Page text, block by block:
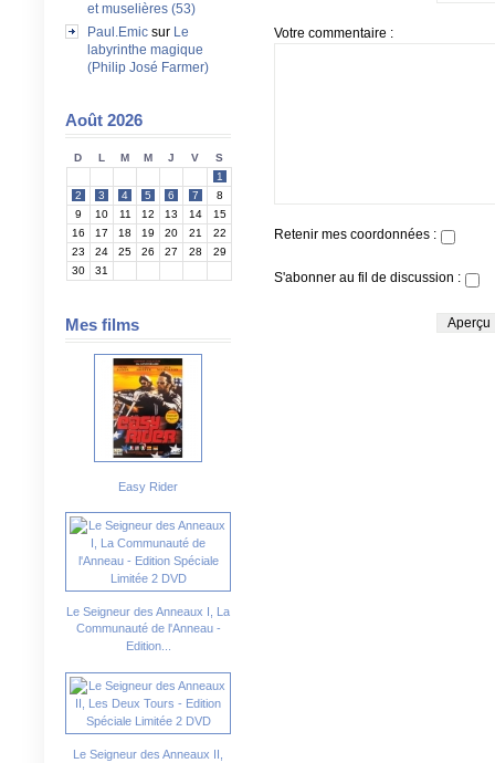
et muselières (53)
Paul.Emic sur Le
labyrinthe magique
(Philip José Farmer)
Août 2026
D L M M J V
S
1
2
3 4 5 6 7
8
9
10 11 12 13 14
15
16
17 18 19 20 21
22
23
24 25 26 27 28
29
30
31
Mes films
Easy Rider
Le Seigneur des Anneaux I, La
Communauté de l'Anneau -
Edition...
Le Seigneur des Anneaux II,
Votre commentaire :
Retenir mes coordonnées :
S'abonner au fil de discussion :